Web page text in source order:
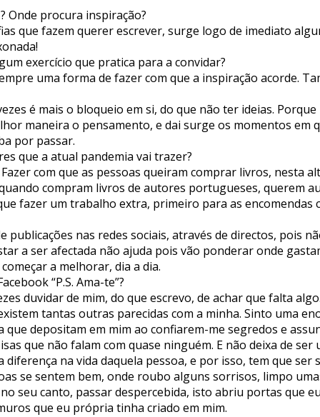
Onde procura inspiração?
que fazem querer escrever, surge logo de imediato
exercício que pratica para a convidar?
uma forma de fazer com que a inspiração acorde.
é mais o bloqueio em si, do que não ter ideias.
maneira o pensamento, e dai surge os momentos
por passar.
que a atual pandemia vai trazer?
com que as pessoas queiram comprar livros, nesta
compram livros de autores portugueses, querem
fazer um trabalho extra, primeiro para as encomendas
nas redes sociais, através de directos, pois
a ser afectada não ajuda pois vão ponderar onde
a melhorar, dia a dia.
“P.S. Ama-te”?
duvidar de mim, do que escrevo, de achar que falta
tantas outras parecidas com a minha. Sinto uma
depositam em mim ao confiarem-me segredos e
que não falam com quase ninguém. E não deixa de
na vida daquela pessoa, e por isso, tem que ser
se sentem bem, onde roubo alguns sorrisos, limpo
seu canto, passar despercebida, isto abriu portas que
que eu própria tinha criado em mim.